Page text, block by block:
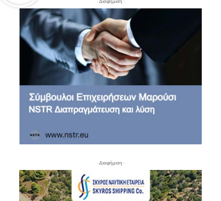
- Διαφήμιση -